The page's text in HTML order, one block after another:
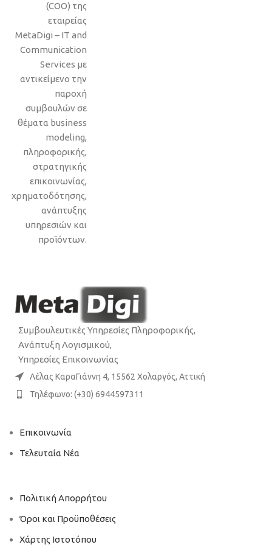
(COO) της
εταιρείας
MetaDigi – IT and
Communication
Services με
αντικείμενο την
παροχή
συμβουλών σε
θέματα business
modeling,
πληροφορικής,
στρατηγικής
επικοινωνίας,
χρηματοδότησης,
ανάπτυξης
υπηρεσιών και
προϊόντων.
Συμβουλευτικές Υπηρεσίες Πληροφορικής,
Ανάπτυξη Λογισμικού,
Υπηρεσίες Επικοινωνίας
Λέλας ΚαραΓιάννη 4, 15562 Χολαργός, Αττική
Τηλέφωνο: (+30) 6944597311
Επικοινωνία
Τελευταία Νέα
Πολιτική Απορρήτου
Όροι και Προϋποθέσεις
Χάρτης Ιστοτόπου